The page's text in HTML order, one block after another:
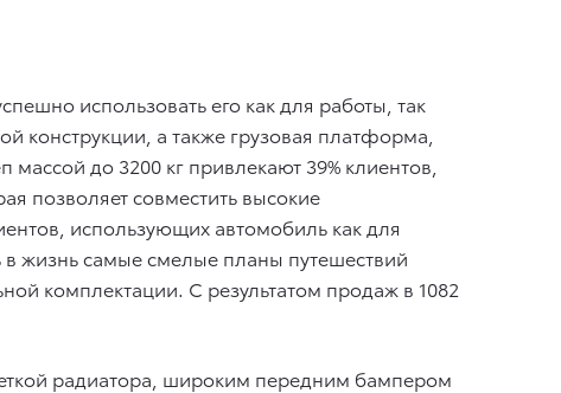
использовать его как для работы, так
конструкции, а также грузовая платформа,
до 3200 кг привлекают 39% клиентов,
позволяет совместить высокие
использующих автомобиль как для
жизнь самые смелые планы путешествий
комплектации. С результатом продаж в 1082
радиатора, широким передним бампером